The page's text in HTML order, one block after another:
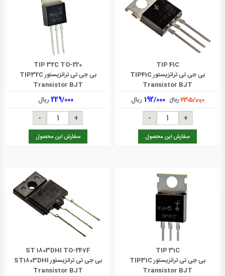
TIP 41C
بی جی تی ترانزیستور TIP41C
Transistor BJT
235/000ریال 192/000 ریال
سفارش این محصول
TIP 32C TO-220
بی جی تی ترانزیستور TIP32C
Transistor BJT
229/000ریال
سفارش این محصول
TIP 31C
بی جی تی ترانزیستور TIP31C
Transistor BJT
ST 1803DHI TO-247F
بی جی تی ترانزیستور ST1803DHI
Transistor BJT